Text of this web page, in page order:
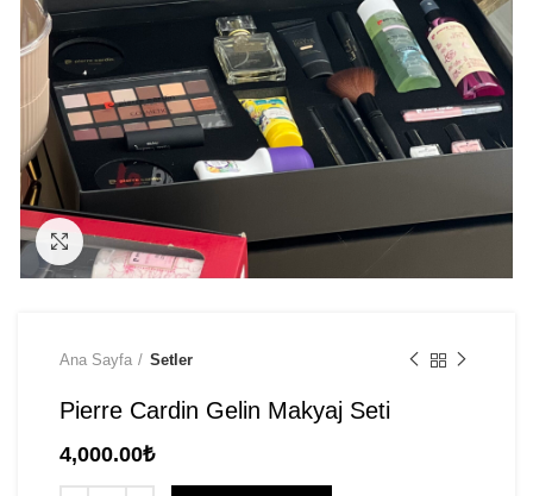
Click to enlarge
Ana Sayfa Setler
Pierre Cardin Gelin Makyaj Seti
4,000.00₺